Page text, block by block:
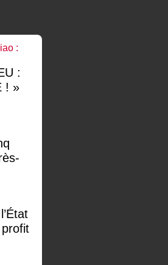
:
:
! »
profit